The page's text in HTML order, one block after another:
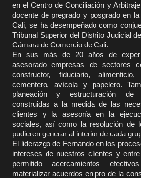
en el Centro de Conciliación y
docente de pregrado y posgrado en
Cali, se ha desempeñado como
Tribunal Superior del Distrito Judicial
Cámara de Comercio de Cali.
En sus más de 20 años de
asesorado empresas de sectores
constructor, fiduciario,
cementero, avícola y papelero.
planeación y estructuración de
construidas a la medida de las
clientes y la asesoría en la
sociales, así como la resolución de
pudieren generar al interior de cada
El liderazgo de Fernando en los
intereses de nuestros clientes y
permitido acercamientos
materializar acuerdos en pro de la